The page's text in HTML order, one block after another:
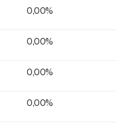
0,00%
0,00%
0,00%
0,00%